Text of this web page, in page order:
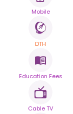
すべて
一つの
ォーム。
シームレスな
ます。
提供元
Mobile
DTH
Education Fees
Cable TV